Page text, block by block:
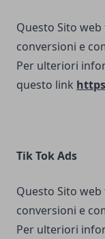
Questo Sito
conversioni e
Per ulteriori
questo link
Tik Tok Ads
Questo Sito
conversioni e
Per ulteriori